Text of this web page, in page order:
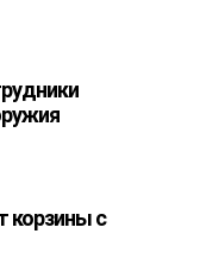
корзины с